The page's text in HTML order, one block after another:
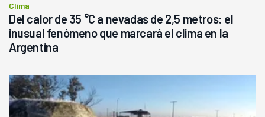
Clima
Del calor de 35 °C a nevadas de 2,5 metros: el
inusual fenómeno que marcará el clima en la
Argentina